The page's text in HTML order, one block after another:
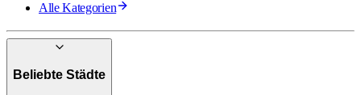
Alle Kategorien
Beliebte Städte